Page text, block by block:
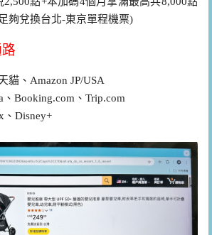
夠兌換台北-東京單程機票)
貓、Amazon JP/USA
Booking.com、Trip.com
、Disney+